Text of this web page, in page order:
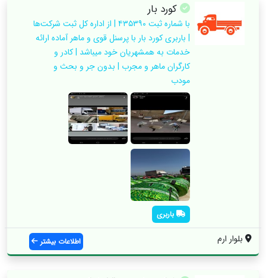
کورد بار
با شماره ثبت ۴۳۵۳۹۰ | از اداره کل ثبت شرکت‌ها
| باربری کورد بار با پرسنل قوی و ماهر آماده ارائه
خدمات به همشهریان خود میباشد | کادر و
کارگران ماهر و مجرب | بدون جر و بحث و
مودب
باربری
بلوار ارم اطلاعات بیشتر